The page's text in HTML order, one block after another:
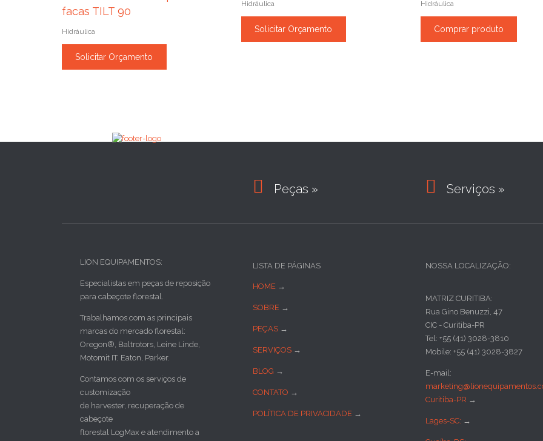
facas TILT 90
Hidráulica
Solicitar Orçamento
Hidráulica
Solicitar Orçamento
Hidráulica
Comprar produto
 Peças »  Serviços »
LION EQUIPAMENTOS:
Especialistas em peças de reposição
para cabeçote florestal.
Trabalhamos com as principais
marcas do mercado florestal:
Oregon®, Baltrotors, Leine Linde,
Motomit IT, Eaton, Parker.
Contamos com os serviços de
customização
de harvester, recuperação de
cabeçote
florestal LogMax e atendimento a
LISTA DE PÁGINAS
HOME →
SOBRE →
PEÇAS →
SERVIÇOS →
BLOG →
CONTATO →
POLÍTICA DE PRIVACIDADE →
NOSSA LOCALIZAÇÃO:
MATRIZ CURITIBA:
Rua Gino Benuzzi, 47
CIC - Curitiba-PR
Tel: +55 (41) 3028-3810
Mobile: +55 (41) 3028-3827
E-mail:
Curitiba-PR →
Lages-SC: →